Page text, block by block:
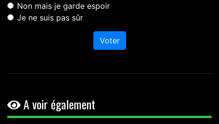
Non mais je garde espoir
Je ne suis pas sûr
Voter
A voir également